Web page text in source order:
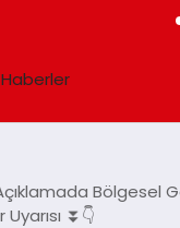
Bölgesel
⏬👇